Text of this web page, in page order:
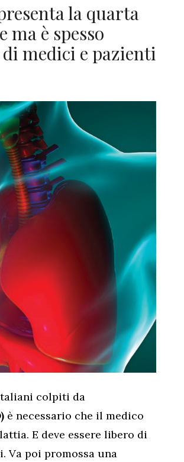
la quarta
ma è spesso
medici e pazienti
colpiti da
è necessario che il medico
E deve essere libero di
Va poi promossa una